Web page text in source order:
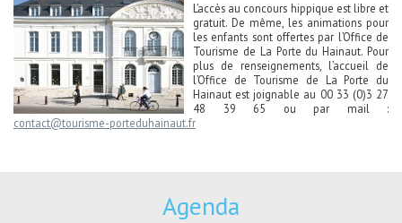
L’accès au concours hippique est libre et
gratuit. De même, les animations pour
les enfants sont offertes par l’Office de
Tourisme de La Porte du Hainaut. Pour
plus de renseignements, l’accueil de
l’Office de Tourisme de La Porte du
Hainaut est joignable au 00 33 (0)3 27
48 39 65 ou par mail :
contact@tourisme-porteduhainaut.fr
Agenda